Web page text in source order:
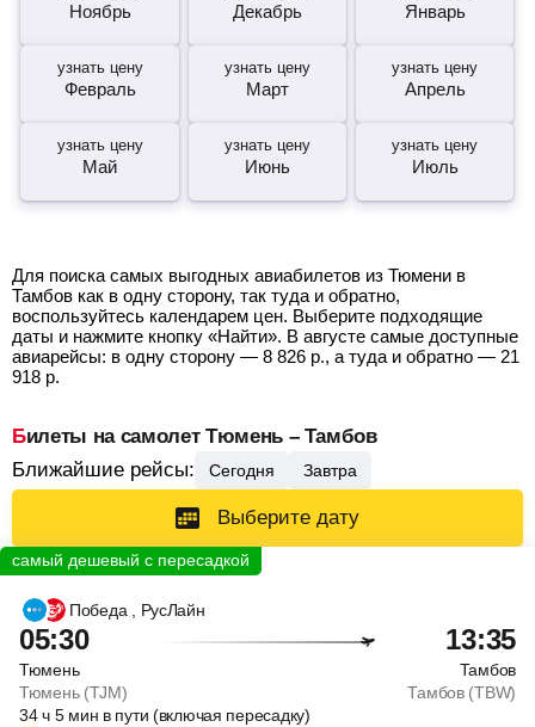
Ноябрь Декабрь Январь
узнать цену
Февраль
узнать цену
Март
узнать цену
Апрель
узнать цену
Май
узнать цену
Июнь
узнать цену
Июль
Для поиска самых выгодных авиабилетов из Тюмени в
Тамбов как в одну сторону, так туда и обратно,
воспользуйтесь календарем цен. Выберите подходящие
даты и нажмите кнопку «Найти». В августе самые доступные
авиарейсы: в одну сторону — 8 826 р., а туда и обратно — 21
918 р.
Билеты на самолет Тюмень – Тамбов
Ближайшие рейсы:
Сегодня Завтра
Выберите дату
Победа , РусЛайн
05:30 13:35
Тюмень
Тамбов
Тюмень (TJM)
Тамбов (TBW)
34ч5 мин в пути (включая пересадку)